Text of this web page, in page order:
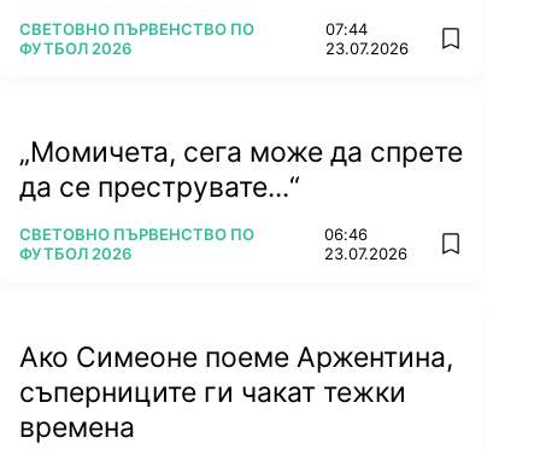
ПОВЕЧЕ ОТ
СВЕТОВНО ПЪРВЕНСТВО ПО
ФУТБОЛ 2026
07:44
23.07.2026
add
„Момичета, сега може да спрете
да се преструвате...“
ПОВЕЧЕ ОТ
СВЕТОВНО ПЪРВЕНСТВО ПО
ФУТБОЛ 2026
06:46
23.07.2026
add
Ако Симеоне поеме Аржентина,
съперниците ги чакат тежки
времена